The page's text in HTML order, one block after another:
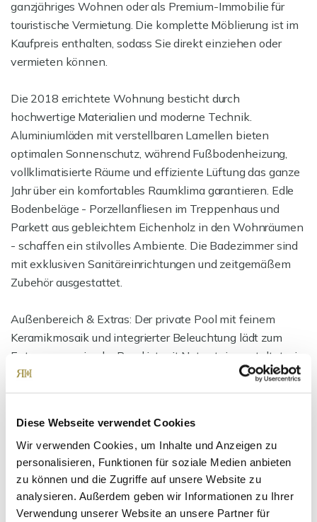
Diese Webseite verwendet Cookies
Wir verwenden Cookies, um Inhalte und Anzeigen zu
personalisieren, Funktionen für soziale Medien anbieten
zu können und die Zugriffe auf unsere Website zu
analysieren. Außerdem geben wir Informationen zu Ihrer
Verwendung unserer Website an unsere Partner für
ganzjähriges Wohnen oder als Premium-Immobilie für
touristische Vermietung. Die komplette Möblierung ist im
Kaufpreis enthalten, sodass Sie direkt einziehen oder
vermieten können.
Die 2018 errichtete Wohnung besticht durch
hochwertige Materialien und moderne Technik.
Aluminiumläden mit verstellbaren Lamellen bieten
optimalen Sonnenschutz, während Fußbodenheizung,
vollklimatisierte Räume und effiziente Lüftung das ganze
Jahr über ein komfortables Raumklima garantieren. Edle
Bodenbeläge - Porzellanfliesen im Treppenhaus und
Parkett aus gebleichtem Eichenholz in den Wohnräumen
- schaffen ein stilvolles Ambiente. Die Badezimmer sind
mit exklusiven Sanitäreinrichtungen und zeitgemäßem
Zubehör ausgestattet.
Außenbereich & Extras: Der private Pool mit feinem
Keramikmosaik und integrierter Beleuchtung lädt zum
Entspannen ein, der Rand ist mit Naturstein gestaltet, ein
Technikraum sorgt für professionelle Wasseraufbereitung.
Neben Ihrem privaten Garten steht zusätzlich ein
Bepflanzung mit Palmen, Lorbeer, Lavendel und Oleander
verleiht der Anlage ein luxuriöses Urlaubsflair. Zur
Wohnung gehört ein Stellplatz (15 m²), ergänzt durch drei
Gemeinschaftsstellplätze.